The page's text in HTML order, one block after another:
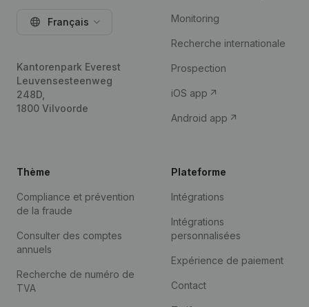
Français
Kantorenpark Everest
Leuvensesteenweg
248D,
1800 Vilvoorde
Monitoring
Recherche internationale
Prospection
iOS app
Android app
Thème
Compliance et prévention
de la fraude
Consulter des comptes
annuels
Recherche de numéro de
TVA
Plateforme
Intégrations
Intégrations
personnalisées
Expérience de paiement
Contact